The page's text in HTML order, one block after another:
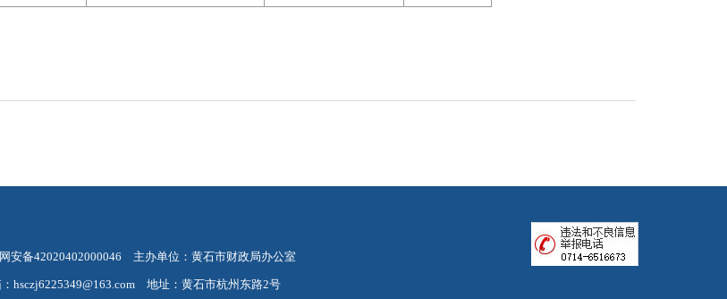
安备42020402000046 主办单位：黄石市财政局办公室
hsczj6225349@163.com 地址：黄石市杭州东路2号